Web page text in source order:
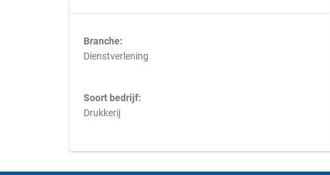
Branche:
Dienstverlening
Soort bedrijf:
Drukkerij